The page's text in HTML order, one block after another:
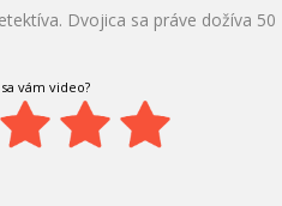
Dvojica sa práve dožíva 50
vám video?